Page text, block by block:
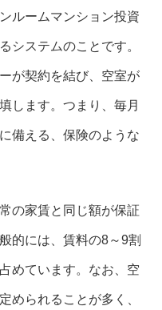
ルームマンション投資
システムのことです。
が契約を結び、空室が
します。つまり、毎月
備える、保険のような
の家賃と同じ額が保証
的には、賃料の8～9割
めています。なお、空
められることが多く、